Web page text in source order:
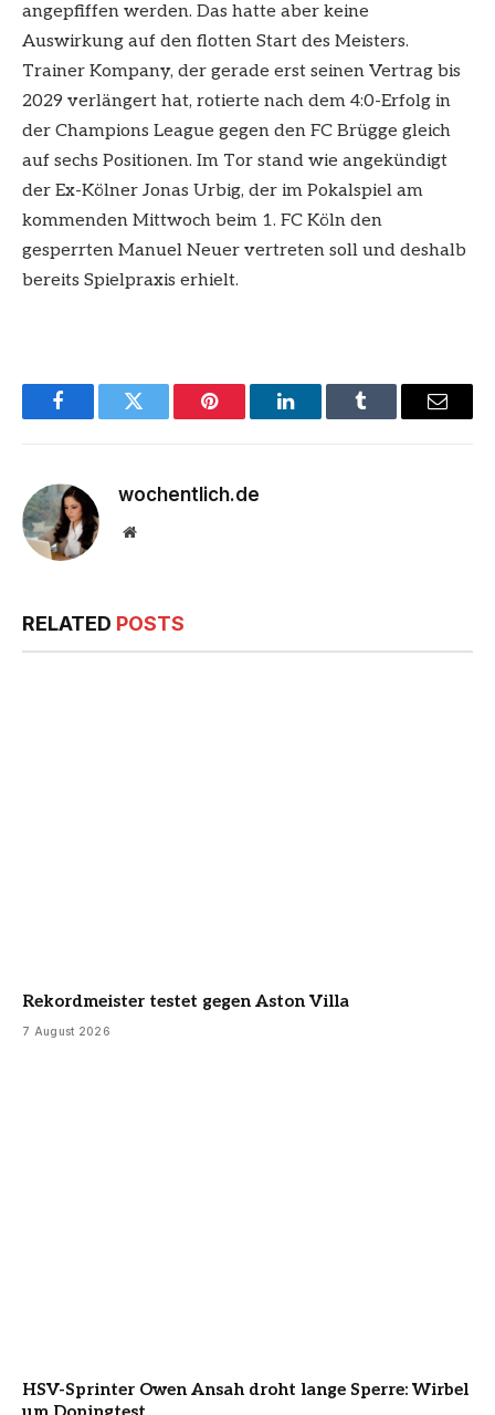
angepfiffen werden. Das hatte aber keine
Auswirkung auf den flotten Start des Meisters.
Trainer Kompany, der gerade erst seinen Vertrag bis
2029 verlängert hat, rotierte nach dem 4:0-Erfolg in
der Champions League gegen den FC Brügge gleich
auf sechs Positionen. Im Tor stand wie angekündigt
der Ex-Kölner Jonas Urbig, der im Pokalspiel am
kommenden Mittwoch beim 1. FC Köln den
gesperrten Manuel Neuer vertreten soll und deshalb
bereits Spielpraxis erhielt.
FacebookTwitter Pinterest LinkedInTumblr Email
wochentlich.de
Website
RELATED POSTS
Rekordmeister testet gegen Aston Villa
7 August 2026
HSV-Sprinter Owen Ansah droht lange Sperre: Wirbel